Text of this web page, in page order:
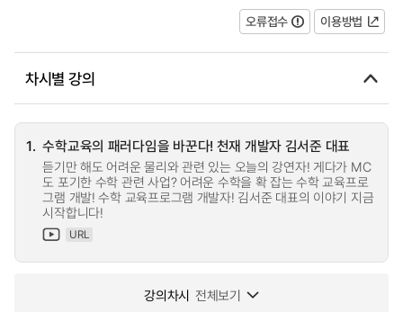
오류접수 이용방법
차시별 강의
1. 수학교육의 패러다임을 바꾼다! 천재 개발자 김서준 대표
듣기만 해도 어려운 물리와 관련 있는 오늘의 강연자! 게다가 MC
도 포기한 수학 관련 사업? 어려운 수학을 확 잡는 수학 교육프로
그램 개발! 수학 교육프로그램 개발자! 김서준 대표의 이야기 지금
시작합니다!
URL
강의차시 전체보기